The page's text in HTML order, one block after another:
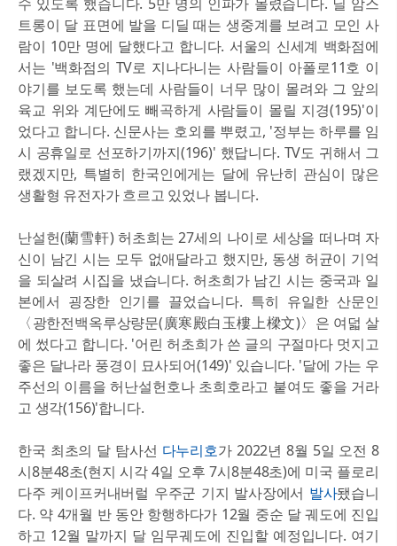
트롱이 달 표면에 발을 디딜 때는 생중계를 보려고 모인 사
람이 10만 명에 달했다고 합니다. 서울의 신세계 백화점에
서는 '백화점의 TV로 지나다니는 사람들이 아폴로11호 이
야기를 보도록 했는데 사람들이 너무 많이 몰려와 그 앞의
육교 위와 계단에도 빼곡하게 사람들이 몰릴 지경(195)'이
었다고 합니다. 신문사는 호외를 뿌렸고, '정부는 하루를 임
시 공휴일로 선포하기까지(196)' 했답니다. TV도 귀해서 그
랬겠지만, 특별히 한국인에게는 달에 유난히 관심이 많은
생활형 유전자가 흐르고 있었나 봅니다.
난설헌(蘭雪軒) 허초희는 27세의 나이로 세상을 떠나며 자
신이 남긴 시는 모두 없애달라고 했지만, 동생 허균이 기억
을 되살려 시집을 냈습니다. 허초희가 남긴 시는 중국과 일
본에서 굉장한 인기를 끌었습니다. 특히 유일한 산문인
〈광한전백옥루상량문(廣寒殿白玉樓上樑文)〉은 여덟 살
에 썼다고 합니다. '어린 허초희가 쓴 글의 구절마다 멋지고
좋은 달나라 풍경이 묘사되어(149)' 있습니다. '달에 가는 우
주선의 이름을 허난설헌호나 초희호라고 붙여도 좋을 거라
고 생각(156)'합니다.
한국 최초의 달 탐사선 다누리호가 2022년 8월 5일 오전 8
시8분48초(현지 시각 4일 오후 7시8분48초)에 미국 플로리
다주 케이프커내버럴 우주군 기지 발사장에서 발사됐습니
다. 약 4개월 반 동안 항행하다가 12월 중순 달 궤도에 진입
하고 12월 말까지 달 임무궤도에 진입할 예정입니다. 여기